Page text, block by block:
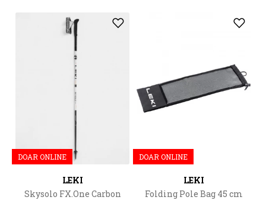
DOAR ONLINE
LEKI
Skysolo FX.One Carbon
DOAR ONLINE
LEKI
Folding Pole Bag 45 cm